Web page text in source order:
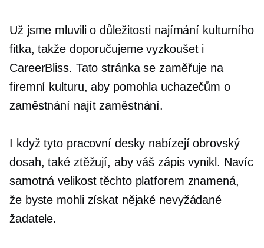
Už jsme mluvili o důležitosti najímání kulturního
fitka, takže doporučujeme vyzkoušet i
CareerBliss. Tato stránka se zaměřuje na
firemní kulturu, aby pomohla uchazečům o
zaměstnání najít zaměstnání.
I když tyto pracovní desky nabízejí obrovský
dosah, také ztěžují, aby váš zápis vynikl. Navíc
samotná velikost těchto platforem znamená,
že byste mohli získat nějaké nevyžádané
žadatele.